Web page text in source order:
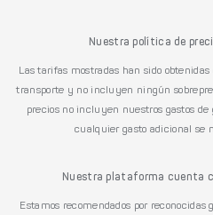
Nuestra política de
Las tarifas mostradas han sido
transporte y no incluyen ningún
precios no incluyen nuestros gastos
cualquier gasto adicional se
Nuestra plataforma cuenta
Estamos recomendados por